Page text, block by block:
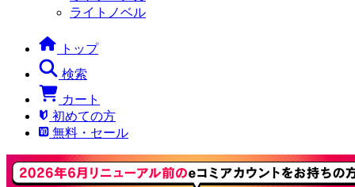
ライトノベル
トップ
検索
カート
初めての方
無料・セール